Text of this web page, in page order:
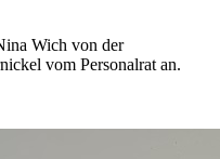
Wich von der
vom Personalrat an.